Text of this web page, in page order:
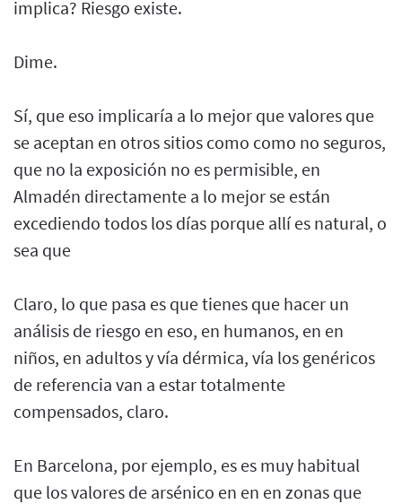
implica? Riesgo existe.
Dime.
Sí, que eso implicaría a lo mejor que valores que
se aceptan en otros sitios como como no seguros,
que no la exposición no es permisible, en
Almadén directamente a lo mejor se están
excediendo todos los días porque allí es natural, o
sea que
Claro, lo que pasa es que tienes que hacer un
análisis de riesgo en eso, en humanos, en en
niños, en adultos y vía dérmica, vía los genéricos
de referencia van a estar totalmente
compensados, claro.
En Barcelona, por ejemplo, es es muy habitual
que los valores de arsénico en en en zonas que